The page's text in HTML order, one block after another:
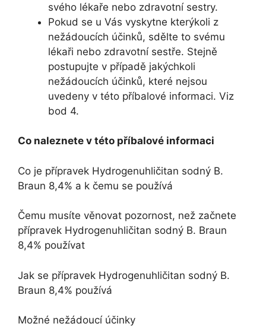
svého lékaře nebo zdravotní sestry.
Pokud se u Vás vyskytne kterýkoli z
nežádoucích účinků, sdělte to svému
lékaři nebo zdravotní sestře. Stejně
postupujte v případě jakýchkoli
nežádoucích účinků, které nejsou
uvedeny v této příbalové informaci. Viz
bod 4.
Co naleznete v této příbalové informaci
Co je přípravek Hydrogenuhličitan sodný B.
Braun 8,4% a k čemu se používá
Čemu musíte věnovat pozornost, než začnete
přípravek Hydrogenuhličitan sodný B. Braun
8,4% používat
Jak se přípravek Hydrogenuhličitan sodný B.
Braun 8,4% používá
Možné nežádoucí účinky